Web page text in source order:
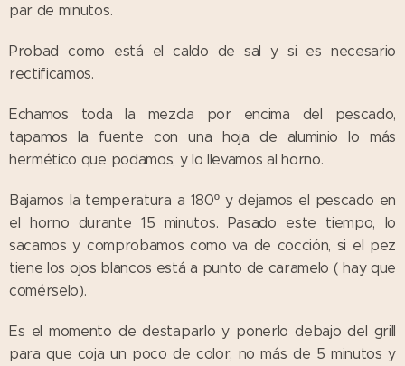
par de minutos.
Probad como está el caldo de sal y si es necesario
rectificamos.
Echamos toda la mezcla por encima del pescado,
tapamos la fuente con una hoja de aluminio lo más
hermético que podamos, y lo llevamos al horno.
Bajamos la temperatura a 180º y dejamos el pescado en
el horno durante 15 minutos. Pasado este tiempo, lo
sacamos y comprobamos como va de cocción, si el pez
tiene los ojos blancos está a punto de caramelo ( hay que
comérselo).
Es el momento de destaparlo y ponerlo debajo del grill
para que coja un poco de color, no más de 5 minutos y